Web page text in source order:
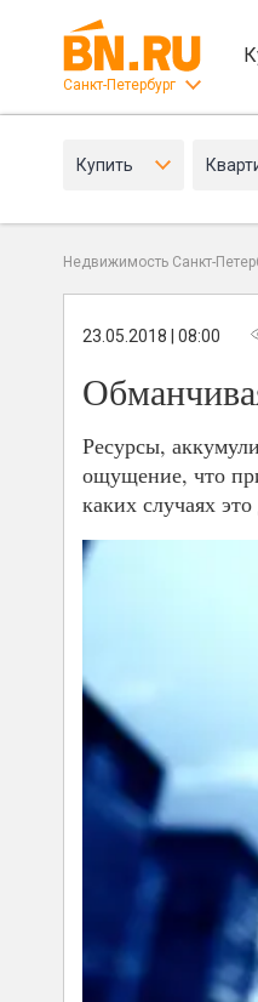
Санкт-Петербург
Купить
Недвижимость Санкт-
23.05.2018 | 08:00
Ресурсы,
ощущение, что
каких случаях